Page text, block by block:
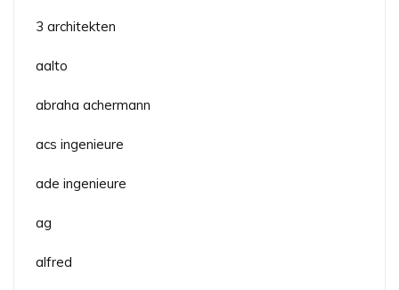
3 architekten
aalto
abraha achermann
acs ingenieure
ade ingenieure
ag
alfred